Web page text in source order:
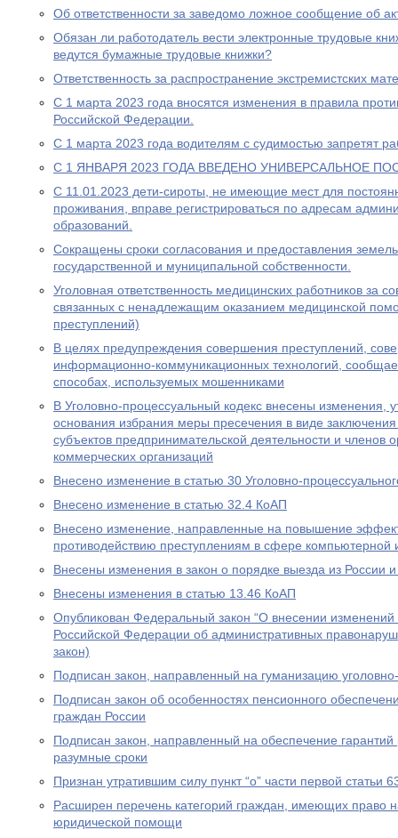
Об ответственности за заведомо ложное сообщение об
Обязан ли работодатель вести электронные трудовые
ведутся бумажные трудовые книжки?
Ответственность за распространение экстремистских
С 1 марта 2023 года вносятся изменения в правила
Российской Федерации.
С 1 марта 2023 года водителям с судимостью запретят
С 1 ЯНВАРЯ 2023 ГОДА ВВЕДЕНО УНИВЕРСАЛЬНОЕ
С 11.01.2023 дети-сироты, не имеющие мест для
проживания, вправе регистрироваться по адресам
образований.
Сокращены сроки согласования и предоставления
государственной и муниципальной собственности.
Уголовная ответственность медицинских работников за
связанных с ненадлежащим оказанием медицинской
преступлений)
В целях предупреждения совершения преступлений,
информационно-коммуникационных технологий,
способах, используемых мошенниками
В Уголовно-процессуальный кодекс внесены изменения,
основания избрания меры пресечения в виде
субъектов предпринимательской деятельности и членов
коммерческих организаций
Внесено изменение в статью 30 Уголовно-
Внесено изменение в статью 32.4 КоАП
Внесено изменение, направленные на повышение
противодействию преступлениям в сфере
Внесены изменения в закон о порядке выезда из России
Внесены изменения в статью 13.46 КоАП
Опубликован Федеральный закон “О внесении изменений
Российской Федерации об административных
закон)
Подписан закон, направленный на гуманизацию
Подписан закон об особенностях пенсионного
граждан России
Подписан закон, направленный на обеспечение
разумные сроки
Признан утратившим силу пункт “о” части первой статьи
Расширен перечень категорий граждан, имеющих право
юридической помощи